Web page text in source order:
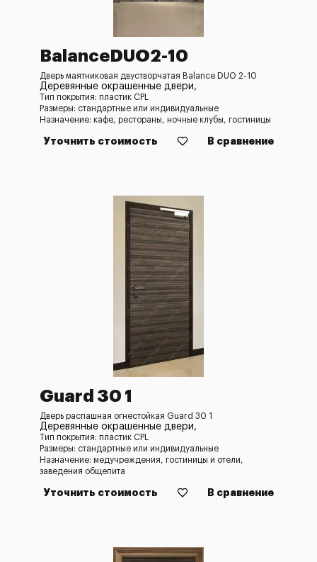
BalanceDUO2-10
Дверь маятниковая двустворчатая Balance DUO 2-10
Деревянные окрашенные двери,
Тип покрытия: пластик CPL
Размеры: стандартные или индивидуальные
Назначение: кафе, рестораны, ночные клубы, гостиницы
Уточнить стоимость В сравнение
Guard 30 1
Дверь распашная огнестойкая Guard 30 1
Деревянные окрашенные двери,
Тип покрытия: пластик CPL
Размеры: стандартные или индивидуальные
Назначение: медучреждения, гостиницы и отели,
заведения общепита
Уточнить стоимость В сравнение